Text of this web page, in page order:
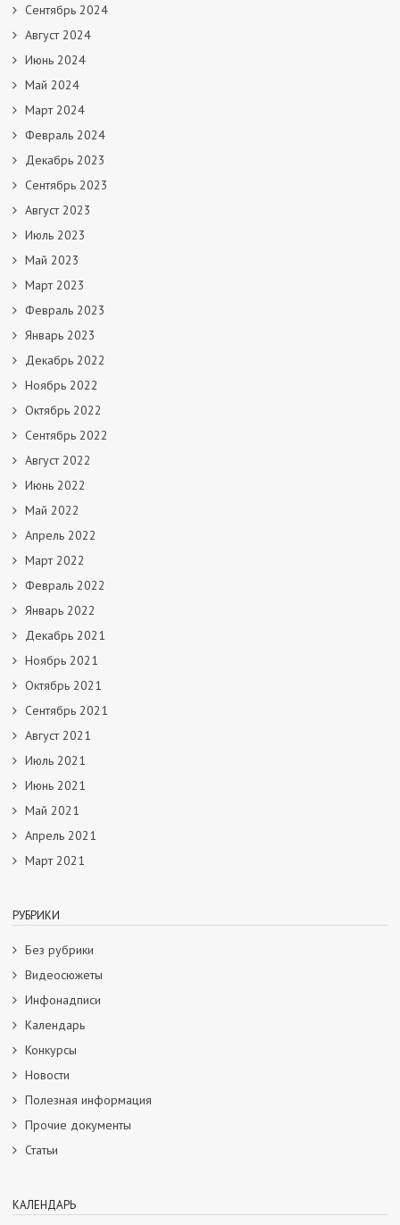
Сентябрь 2024
Август 2024
Июнь 2024
Май 2024
Март 2024
Февраль 2024
Декабрь 2023
Сентябрь 2023
Август 2023
Июль 2023
Май 2023
Март 2023
Февраль 2023
Январь 2023
Декабрь 2022
Ноябрь 2022
Октябрь 2022
Сентябрь 2022
Август 2022
Июнь 2022
Май 2022
Апрель 2022
Март 2022
Февраль 2022
Январь 2022
Декабрь 2021
Ноябрь 2021
Октябрь 2021
Сентябрь 2021
Август 2021
Июль 2021
Июнь 2021
Май 2021
Апрель 2021
Март 2021
РУБРИКИ
Без рубрики
Видеосюжеты
Инфонадписи
Календарь
Конкурсы
Новости
Полезная информация
Прочие документы
Статьи
КАЛЕНДАРЬ